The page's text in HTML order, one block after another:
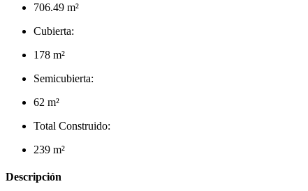
706.49 m²
Cubierta:
178 m²
Semicubierta:
62 m²
Total Construido:
239 m²
Descripción